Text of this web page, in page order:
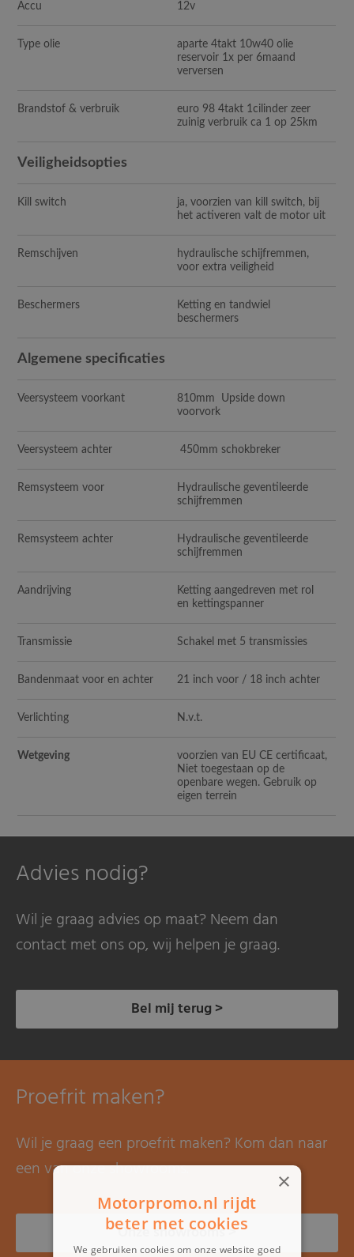
Accu 12v
Type olie
aparte 4takt 10w40 olie
reservoir 1x per 6maand
verversen
Brandstof & verbruik
euro 98 4takt 1cilinder zeer
zuinig verbruik ca 1 op 25km
Veiligheidsopties
Kill switch
ja, voorzien van kill switch, bij
het activeren valt de motor uit
Remschijven
hydraulische schijfremmen,
voor extra veiligheid
Beschermers
Ketting en tandwiel
beschermers
Algemene specificaties
Veersysteem voorkant
810mm Upside down
voorvork
Veersysteem achter 450mm schokbreker
Remsysteem voor
Hydraulische geventileerde
schijfremmen
Remsysteem achter
Hydraulische geventileerde
schijfremmen
Aandrijving
Ketting aangedreven met rol
en kettingspanner
Transmissie Schakel met 5 transmissies
Bandenmaat voor en achter 21 inch voor / 18 inch achter
Verlichting N.v.t.
Wetgeving
voorzien van EU CE certificaat,
Niet toegestaan op de
openbare wegen. Gebruik op
eigen terrein
Advies nodig?
Wil je graag advies op maat? Neem dan
contact met ons op, wij helpen je graag.
Bel mij terug >
Proefrit maken?
Wil je graag een proefrit maken? Kom dan naar
een van onze showrooms.
Onze showrooms >
×
Motorpromo.nl rijdt
beter met cookies
We gebruiken cookies om onze website goed